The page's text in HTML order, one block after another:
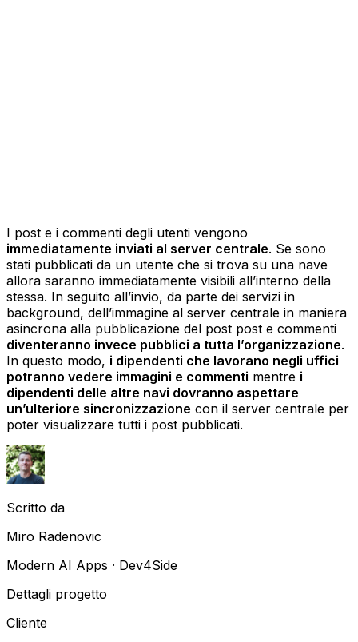
I post e i commenti degli utenti vengono
immediatamente inviati al server centrale. Se sono
stati pubblicati da un utente che si trova su una nave
allora saranno immediatamente visibili all’interno della
stessa. In seguito all’invio, da parte dei servizi in
background, dell’immagine al server centrale in maniera
asincrona alla pubblicazione del post post e commenti
diventeranno invece pubblici a tutta l’organizzazione.
In questo modo, i dipendenti che lavorano negli uffici
potranno vedere immagini e commenti mentre i
dipendenti delle altre navi dovranno aspettare
un’ulteriore sincronizzazione con il server centrale per
poter visualizzare tutti i post pubblicati.
Scritto da
Miro Radenovic
Modern AI Apps · Dev4Side
Dettagli progetto
Cliente